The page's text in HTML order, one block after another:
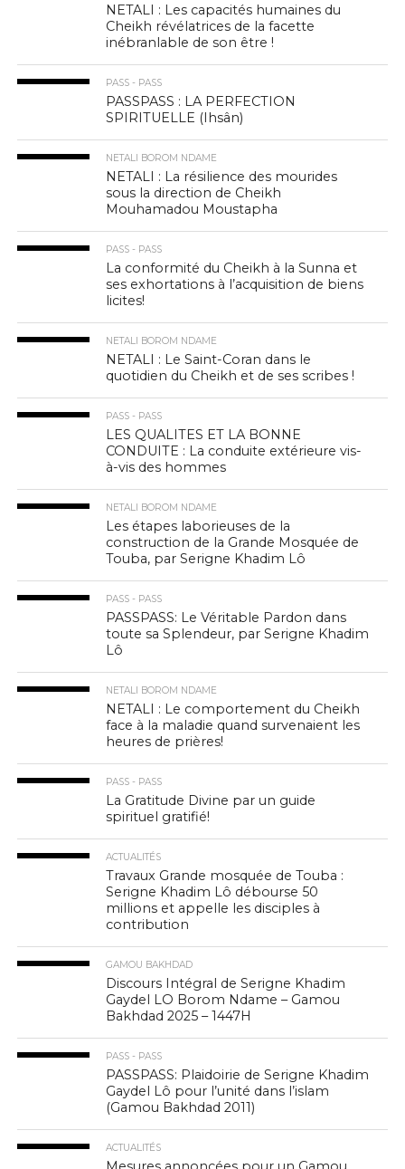
NETALI : Les capacités humaines du
Cheikh révélatrices de la facette
inébranlable de son être !
PASS - PASS
PASSPASS : LA PERFECTION
SPIRITUELLE (Ihsân)
NETALI BOROM NDAME
NETALI : La résilience des mourides
sous la direction de Cheikh
Mouhamadou Moustapha
PASS - PASS
La conformité du Cheikh à la Sunna et
ses exhortations à l’acquisition de biens
licites!
NETALI BOROM NDAME
NETALI : Le Saint-Coran dans le
quotidien du Cheikh et de ses scribes !
PASS - PASS
LES QUALITES ET LA BONNE
CONDUITE : La conduite extérieure vis-
à-vis des hommes
NETALI BOROM NDAME
Les étapes laborieuses de la
construction de la Grande Mosquée de
Touba, par Serigne Khadim Lô
PASS - PASS
PASSPASS: Le Véritable Pardon dans
toute sa Splendeur, par Serigne Khadim
Lô
NETALI BOROM NDAME
NETALI : Le comportement du Cheikh
face à la maladie quand survenaient les
heures de prières!
PASS - PASS
La Gratitude Divine par un guide
spirituel gratifié!
ACTUALITÉS
Travaux Grande mosquée de Touba :
Serigne Khadim Lô débourse 50
millions et appelle les disciples à
contribution
GAMOU BAKHDAD
Discours Intégral de Serigne Khadim
Gaydel LO Borom Ndame – Gamou
Bakhdad 2025 – 1447H
PASS - PASS
PASSPASS: Plaidoirie de Serigne Khadim
Gaydel Lô pour l’unité dans l’islam
(Gamou Bakhdad 2011)
ACTUALITÉS